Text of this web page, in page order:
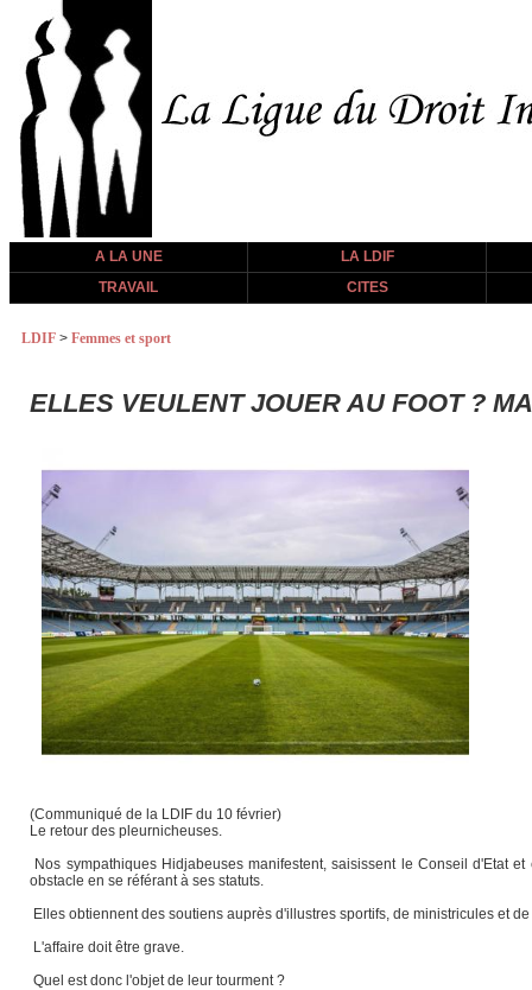
A LA UNE
LA LDIF
TRAVAIL
CITES
LDIF > Femmes et sport
ELLES VEULENT JOUER AU FOOT ?
(Communiqué de la LDIF du 10 février)
Le retour des pleurnicheuses.
Nos sympathiques Hidjabeuses manifestent, saisissent le Conseil d'Etat
obstacle en se référant à ses statuts.
Elles obtiennent des soutiens auprès d'illustres sportifs, de ministricules et
L'affaire doit être grave.
Quel est donc l'objet de leur tourment ?